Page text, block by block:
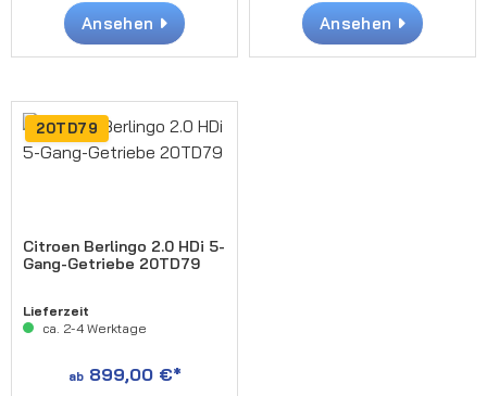
Ansehen Ansehen
20TD79
Citroen Berlingo 2.0 HDi 5-
Gang-Getriebe 20TD79
Lieferzeit
ca. 2-4 Werktage
ab899,00 €*